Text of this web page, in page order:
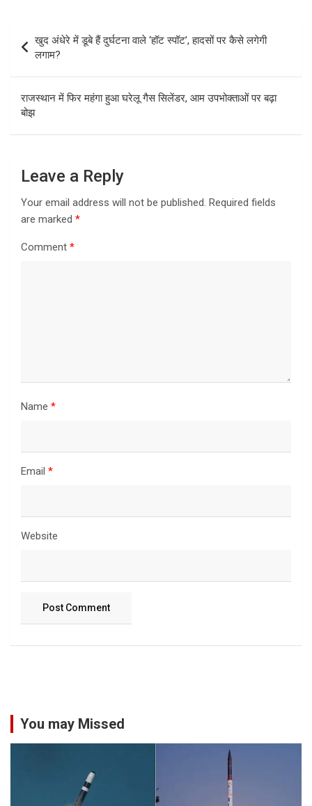
navigation
खुद अंधेरे में डूबे हैं दुर्घटना वाले ‘हॉट स्पॉट’, हादसों पर कैसे लगेगी
लगाम?
राजस्थान में फिर महंगा हुआ घरेलू गैस सिलेंडर, आम उपभोक्ताओं पर बढ़ा
बोझ
Leave a Reply
Your email address will not be published. Required fields
are marked *
Comment *
Name *
Email *
Website
You may Missed